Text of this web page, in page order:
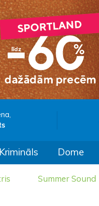
Krimināls Dome
Summer Sound